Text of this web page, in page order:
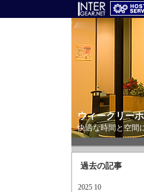
ウィークリー
快適な時間と空間
過去の記事
2025 10